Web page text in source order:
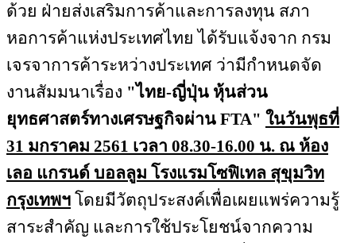
ด้วย ฝ่ายส่งเสริมการค้าและการลงทุน สภา
หอการค้าแห่งประเทศไทย ได้รับแจ้งจาก กรม
เจรจาการค้าระหว่างประเทศ ว่ามีกำหนดจัด
งานสัมมนาเรื่อง "ไทย-ญี่ปุ่น หุ้นส่วน
ยุทธศาสตร์ทางเศรษฐกิจผ่าน FTA" ในวันพุธที่
31 มกราคม 2561 เวลา 08.30-16.00 น. ณ ห้อง
เลอ แกรนด์ บอลลูม โรงแรมโซฟิเทล สุขุมวิท
กรุงเทพฯ โดยมีวัตถุประสงค์เพื่อเผยแพร่ความรู้
สาระสำคัญ และการใช้ประโยชน์จากความ